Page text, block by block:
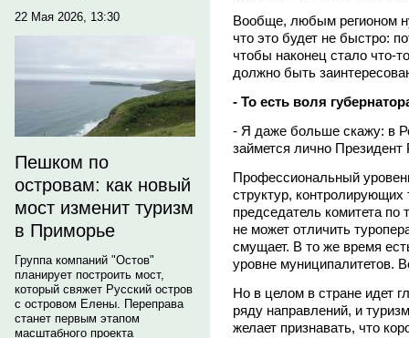
22 Мая 2026, 13:30
Пешком по
островам: как новый
мост изменит туризм
в Приморье
Группа компаний "Остов"
планирует построить мост,
который свяжет Русский остров
с островом Елены. Переправа
станет первым этапом
масштабного проекта
Вообще, любым регионом
что это будет не быстро:
чтобы наконец стало что-
должно быть
- То есть воля
- Я даже больше скажу: в
займется лично Президент
Профессиональный
структур, контролирующих
председатель комитета по
не может отличить
смущает. В то же время
уровне муниципалитетов.
Но в целом в стране идет
ряду направлений, и
желает признавать, что